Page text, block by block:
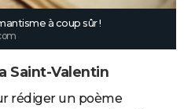
à coup sûr !
Saint-Valentin
rédiger un poème